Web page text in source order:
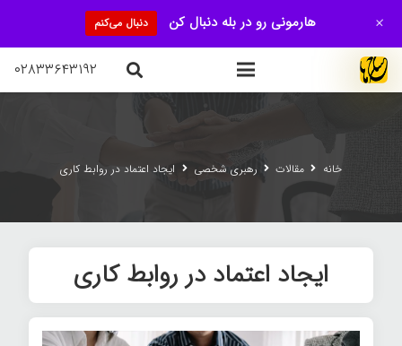
۰۲۸۳۳۶۴۳۱۹۲
خانه مقالات رهبری شخصی ایجاد اعتماد در روابط کاری
ایجاد اعتماد در روابط کاری
هارمونی رو در بله دنبال کن دنبال می‌کنم +